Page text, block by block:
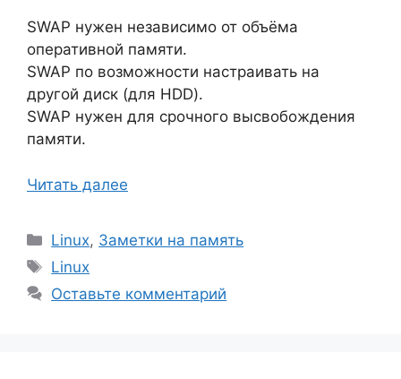
SWAP нужен независимо от объёма
оперативной памяти.
SWAP по возможности настраивать на
другой диск (для HDD).
SWAP нужен для срочного высвобождения
памяти.
Читать далее
Рубрики
Linux, Заметки на память
Метки
Linux
Оставьте комментарий